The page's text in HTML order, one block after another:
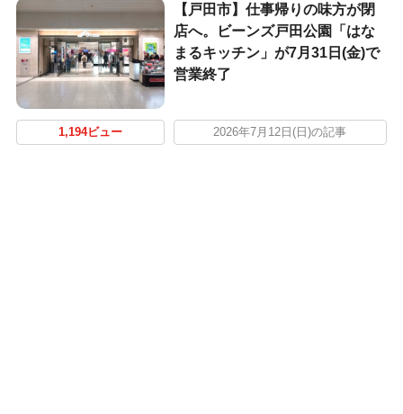
【戸田市】仕事帰りの味方が閉
店へ。ビーンズ戸田公園「はな
まるキッチン」が7月31日(金)で
営業終了
1,194ビュー 2026年7月12日(日)の記事